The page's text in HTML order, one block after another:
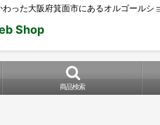
った大阪府箕面市にあるオルゴールシ
Shop
商品検索